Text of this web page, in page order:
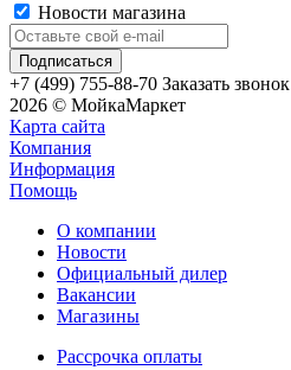
Новости магазина
+7 (499) 755-88-70 Заказать звонок
2026 © МойкаМаркет
Карта сайта
Компания
Информация
Помощь
О компании
Новости
Официальный дилер
Вакансии
Магазины
Рассрочка оплаты